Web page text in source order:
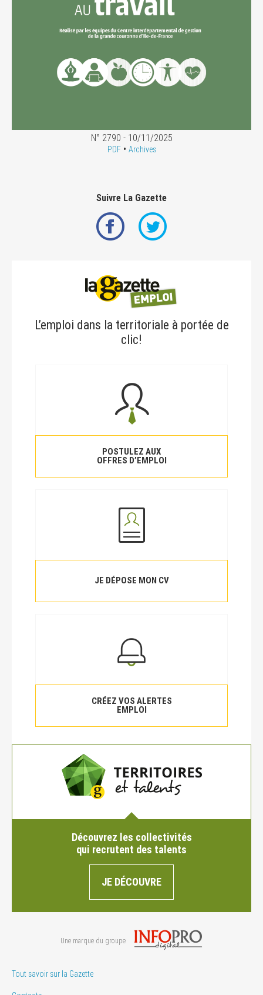
N° 2790 - 10/11/2025
PDF• Archives
Suivre La Gazette
L’emploi dans la territoriale à portée de
clic!
POSTULEZ AUX
OFFRES D’EMPLOI
JE DÉPOSE MON CV
CRÉEZ VOS ALERTES
EMPLOI
Découvrez les collectivités
qui recrutent des talents
JE DÉCOUVRE
Une marque du groupe
Tout savoir sur la Gazette